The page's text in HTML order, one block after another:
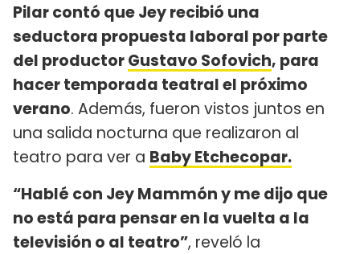
Pilar contó que Jey recibió una
seductora propuesta laboral por parte
del productorGustavo Sofovich, para
hacer temporada teatral el próximo
verano. Además, fueron vistos juntos en
una salida nocturna que realizaron al
teatro para ver a Baby Etchecopar.
“Hablé con Jey Mammón y me dijo que
no está para pensar en la vuelta a la
televisión o al teatro”, reveló la